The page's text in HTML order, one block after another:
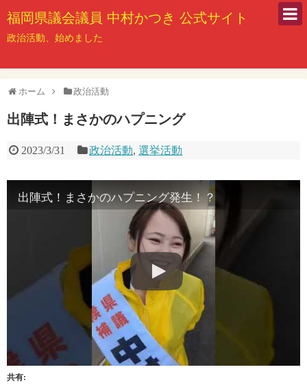
福岡県議会議員 中村かつき 公式サイト
政治活動、始めました
ホーム 政治活動
出陣式！まさかのハプニング
2023/3/31 政治活動,選挙活動
出陣式！まさかのハプニング発生！？
共有: